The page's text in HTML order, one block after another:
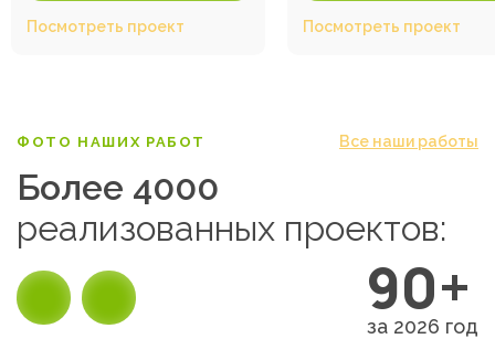
Посмотреть проект Посмотреть проект
ФОТО НАШИХ РАБОТ Все наши работы
Более 4000
реализованных проектов:
90+
за 2026 год